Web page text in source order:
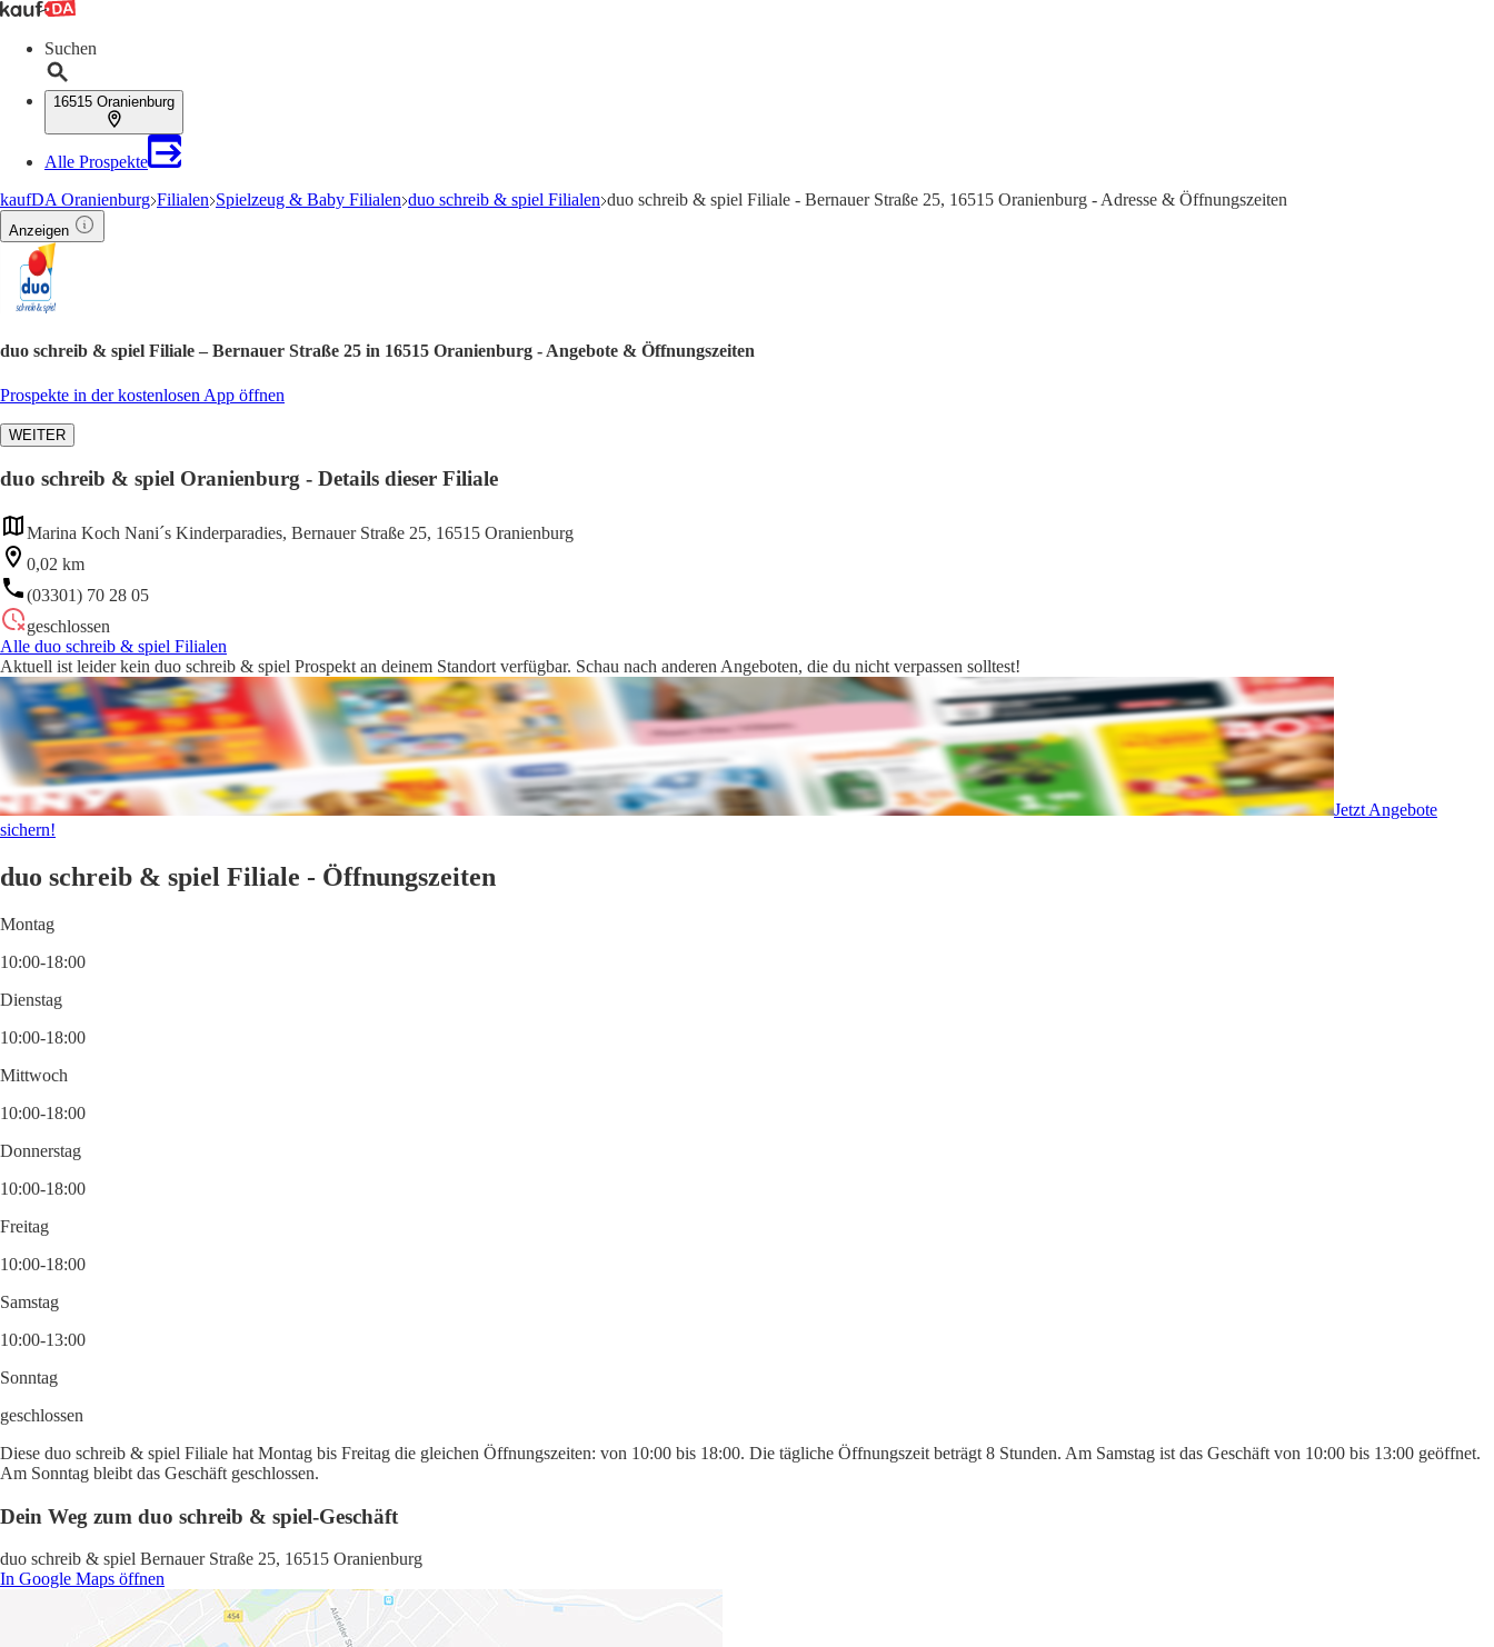
Suchen
16515 Oranienburg
Alle Prospekte
kaufDA Oranienburg Filialen Spielzeug & Baby Filialen duo schreib & spiel Filialen duo schreib & spiel Filiale - Bernauer Straße 25, 16515 Oranienburg - Adresse & Öffnungszeiten
Anzeigen
duo schreib & spiel Filiale – Bernauer Straße 25 in 16515 Oranienburg - Angebote & Öffnungszeiten
Prospekte in der kostenlosen App öffnen
WEITER
duo schreib & spiel Oranienburg - Details dieser Filiale
Marina Koch Nani´s Kinderparadies, Bernauer Straße 25, 16515 Oranienburg
0,02 km
(03301) 70 28 05
geschlossen
Alle duo schreib & spiel Filialen
Aktuell ist leider kein duo schreib & spiel Prospekt an deinem Standort verfügbar. Schau nach anderen Angeboten, die du nicht verpassen solltest!
Jetzt Angebote
sichern!
duo schreib & spiel Filiale - Öffnungszeiten
Montag
10:00-18:00
Dienstag
10:00-18:00
Mittwoch
10:00-18:00
Donnerstag
10:00-18:00
Freitag
10:00-18:00
Samstag
10:00-13:00
Sonntag
geschlossen
Diese duo schreib & spiel Filiale hat Montag bis Freitag die gleichen Öffnungszeiten: von 10:00 bis 18:00. Die tägliche Öffnungszeit beträgt 8 Stunden. Am Samstag ist das Geschäft von 10:00 bis 13:00 geöffnet.
Am Sonntag bleibt das Geschäft geschlossen.
Dein Weg zum duo schreib & spiel-Geschäft
duo schreib & spiel Bernauer Straße 25, 16515 Oranienburg
In Google Maps öffnen